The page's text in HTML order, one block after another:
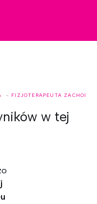
FIZJOTERAPEUTA
w tej